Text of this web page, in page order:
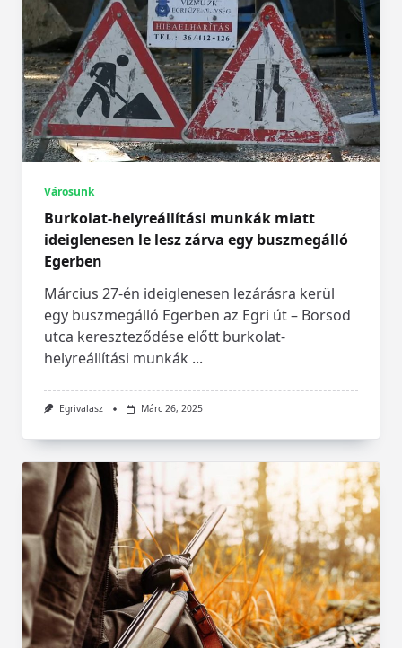
Városunk
Burkolat-helyreállítási munkák miatt
ideiglenesen le lesz zárva egy buszmegálló
Egerben
Március 27-én ideiglenesen lezárásra kerül
egy buszmegálló Egerben az Egri út – Borsod
utca kereszteződése előtt burkolat-
helyreállítási munkák ...
Egrivalasz Márc 26, 2025